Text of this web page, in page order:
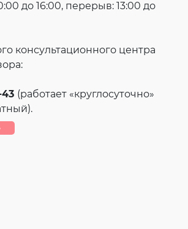
до 16:00, перерыв: 13:00 до
консультационного центра
(работает «круглосуточно»